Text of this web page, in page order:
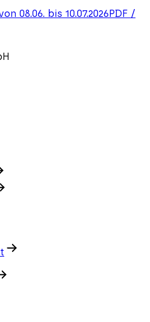
08.06. bis 10.07.2026 PDF /